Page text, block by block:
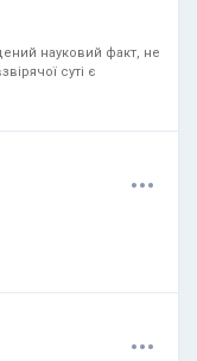
науковий факт, не
суті є
...
...